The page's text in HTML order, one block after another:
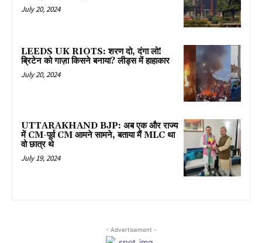
July 20, 2024
LEEDS UK RIOTS: शरण दो, दंगा लो!
ब्रिटेन को गाज़ा किसने बनाया? लीड्स में हाहाकार
July 20, 2024
UTTARAKHAND BJP: अब एक और राज्य
में CM-पूर्व CM आमने सामने, बताया मैं MLC था
वो छात्र थे
July 19, 2024
- Advertisement -